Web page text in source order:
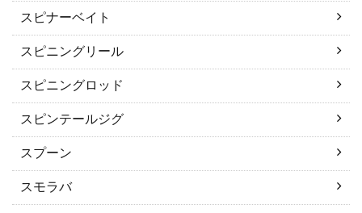
スピナーベイト
スピニングリール
スピニングロッド
スピンテールジグ
スプーン
スモラバ